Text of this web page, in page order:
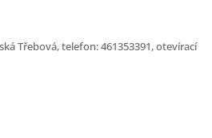
Třebová, telefon: 461353391, otevírací